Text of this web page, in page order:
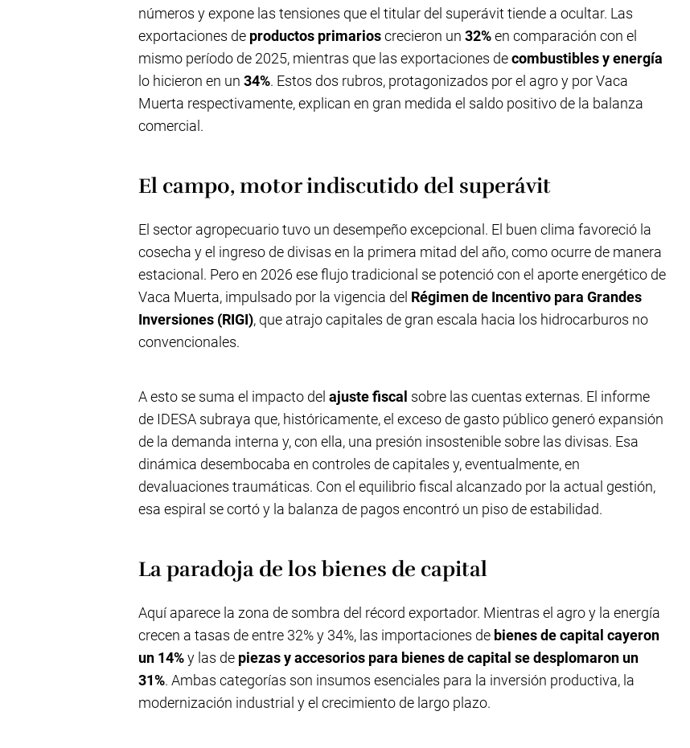
números y expone las tensiones que el titular del superávit tiende a ocultar. Las
exportaciones de productos primarioscrecieron un 32%en comparación con el
mismo período de 2025, mientras que las exportaciones decombustibles y energía
lo hicieron en un 34%. Estos dos rubros, protagonizados por el agro y por Vaca
Muerta respectivamente, explican en gran medida el saldo positivo de la balanza
comercial.
El campo, motor indiscutido del superávit
El sector agropecuario tuvo un desempeño excepcional. El buen clima favoreció la
cosecha y el ingreso de divisas en la primera mitad del año, como ocurre de manera
estacional. Pero en 2026 ese flujo tradicional se potenció con el aporte energético de
Vaca Muerta, impulsado por la vigencia del Régimen de Incentivo para Grandes
Inversiones (RIGI), que atrajo capitales de gran escala hacia los hidrocarburos no
convencionales.
A esto se suma el impacto del ajuste fiscal sobre las cuentas externas. El informe
de IDESA subraya que, históricamente, el exceso de gasto público generó expansión
de la demanda interna y, con ella, una presión insostenible sobre las divisas. Esa
dinámica desembocaba en controles de capitales y, eventualmente, en
devaluaciones traumáticas. Con el equilibrio fiscal alcanzado por la actual gestión,
esa espiral se cortó y la balanza de pagos encontró un piso de estabilidad.
La paradoja de los bienes de capital
Aquí aparece la zona de sombra del récord exportador. Mientras el agro y la energía
crecen a tasas de entre 32% y 34%, las importaciones de bienes de capital cayeron
un 14%y las de piezas y accesorios para bienes de capital se desplomaron un
31%. Ambas categorías son insumos esenciales para la inversión productiva, la
modernización industrial y el crecimiento de largo plazo.